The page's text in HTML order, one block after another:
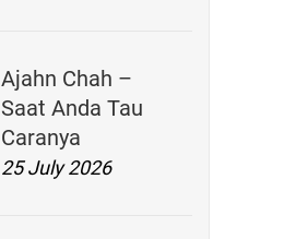
Ajahn Chah –
Saat Anda Tau
Caranya
25 July 2026